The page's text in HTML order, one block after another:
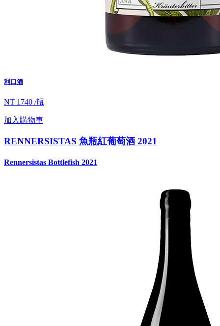
利口酒
NT 1740 /瓶
加入購物車
RENNERSISTAS 魚瓶紅葡萄酒 2021
Rennersistas Bottlefish 2021